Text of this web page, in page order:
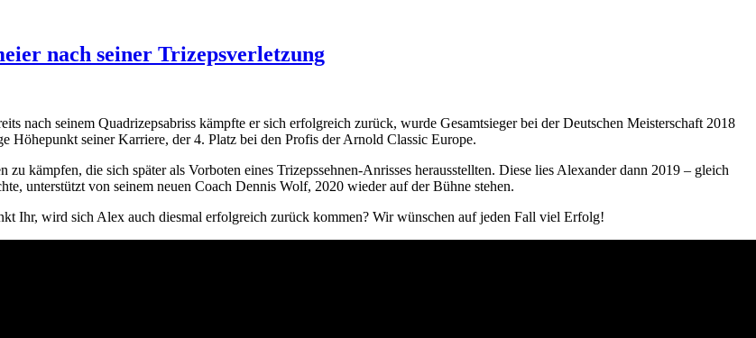
nach seiner Trizepsverletzung
nach seinem Quadrizepsabriss kämpfte er sich erfolgreich zurück, wurde Gesamtsieger bei der Deutschen Meisterschaft 2018
seiner Karriere, der 4. Platz bei den Profis der Arnold Classic Europe.
kämpfen, die sich später als Vorboten eines Trizepssehnen-Anrisses herausstellten. Diese lies Alexander dann 2019 – gleich
unterstützt von seinem neuen Coach Dennis Wolf, 2020 wieder auf der Bühne stehen.
Ihr, wird sich Alex auch diesmal erfolgreich zurück kommen? Wir wünschen auf jeden Fall viel Erfolg!